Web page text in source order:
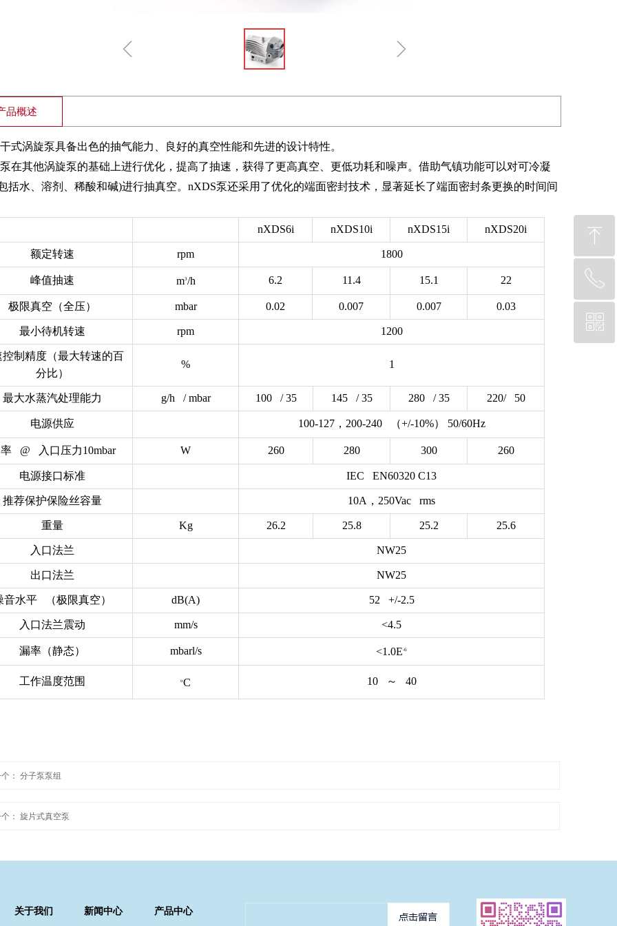
ꁆ ꁇ
品概述
： 分子泵泵组
式涡旋泵具备出色的抽气能力、良好的真空性能和先进的设计特性。
在其他涡旋泵的基础上进行优化，提高了抽速，获得了更高真空、更低功耗和噪声。借助气镇功能可以对可冷凝
括水、溶剂、稀酸和碱)进行抽真空。nXDS泵还采用了优化的端面密封技术，显著延长了端面密封条更换的时间间
nXDS6i nXDS10i nXDS15i nXDS20i
额定转速 rpm 1800
峰值抽速 m3/h 6.2 11.4 15.1 22
极限真空（全压） mbar 0.02 0.007 0.007 0.03
最小待机转速 rpm 1200
控制精度（最大转速的百
分比）
% 1
最大水蒸汽处理能力 g/h / mbar 100 / 35 145 / 35 280 / 35 220/ 50
电源供应 100-127，200-240 （+/-10%） 50/60Hz
@ 入口压力10mbar W 260 280 300 260
电源接口标准 IEC EN60320 C13
推荐保护保险丝容量 10A，250Vac rms
重量 Kg 26.2 25.8 25.2 25.6
入口法兰 NW25
出口法兰 NW25
音水平 （极限真空） dB(A) 52 +/-2.5
入口法兰震动 mm/s <4.5
漏率（静态） mbarl/s <1.0E-6
工作温度范围 oC 10 ～ 40
： 旋片式真空泵
关于我们 新闻中心 产品中心
ꁸ
回到顶部
ꂅ
13651773242
ꀥ